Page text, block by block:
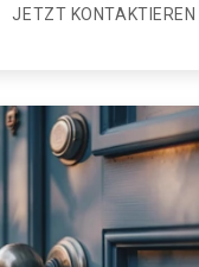
JETZT KONTAKTIEREN